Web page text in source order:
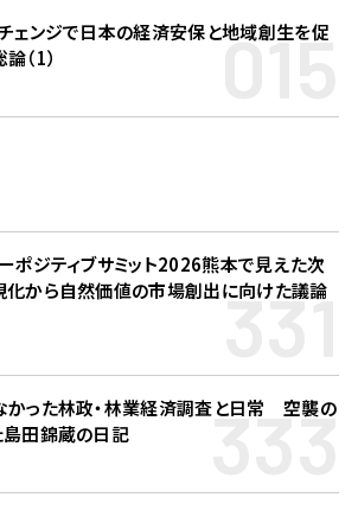
ェンジで日本の経済安保と地域創生を促
（1）
015
ポジティブサミット2026熊本で見えた次
から自然価値の市場創出に向けた議論
331
った林政・林業経済調査と日常 空襲の
田錦蔵の日記
333